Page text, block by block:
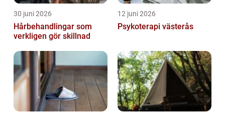
30 juni 2026
Hårbehandlingar som
verkligen gör skillnad
12 juni 2026
Psykoterapi västerås